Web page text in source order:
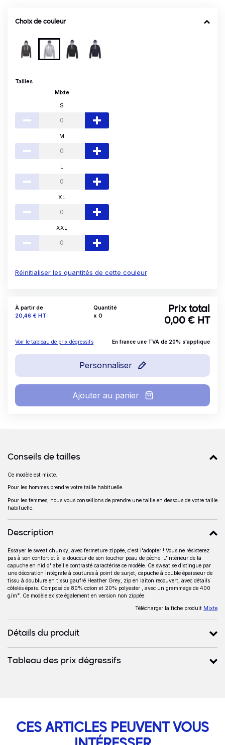
Choix de couleur
Tailles
Mixte
S
M
L
XL
XXL
Réinitialiser les quantités de cette couleur
À partir de
Prix
20,46 € HT
Quantité
x 0
Prix total
0,00 € HT
Voir le tableau de prix dégressifs En france une TVA de 20% s'applique
Personnaliser
Ajouter au panier
Détails produits
Conseils de tailles
Conseils de tailles
Ce modèle est mixte.
Pour les hommes prendre votre taille habituelle
Pour les femmes, nous vous conseillons de prendre une taille en dessous de votre taille
habituelle.
Description
Description
Essayer le sweat chunky, avec fermeture zippée, c'est l'adopter ! Vous ne résisterez
pas à son confort et à la douceur de son toucher peau de pêche. L'intérieur de la
capuche en nid d' abeille contrasté caractérise ce modèle. Ce sweat se distingue par
une décoration intégrale à coutures à point de surjet, capuche à double épaisseur de
tissu à doublure en tissu gaufré Heather Grey, zip en laiton recouvert, avec détails
côtelés épais. Composé de 80% coton et 20% polyester , avec un grammage de 400
g/m². Ce modèle existe également en version non zippée.
Télécharger la fiche produit Mixte
Détails du produit
Tableau des prix dégressifs
CES ARTICLES PEUVENT VOUS